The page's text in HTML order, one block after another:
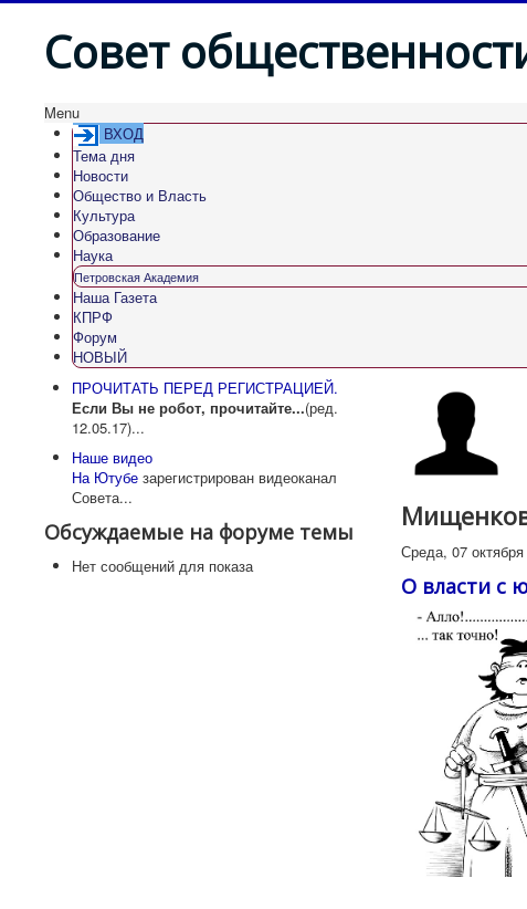
Совет
Menu
ВХОД
Тема дня
Новости
Общество и Власть
Культура
Образование
Наука
Петровская Академия
Наша Газета
КПРФ
Форум
НОВЫЙ
ПРОЧИТАТЬ ПЕРЕД РЕГИСТРАЦИЕЙ.
Если Вы не робот, прочитайте...(ред.
12.05.17)...
Наше видео
На Ютубе зарегистрирован видеоканал
Совета...
Обсуждаемые на форуме темы
Нет сообщений для показа
Среда, 07
О власти с